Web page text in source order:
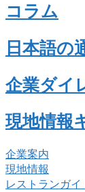
コラム
日本語の
企業ダイ
現地情報
企業案内
現地情報
レストランガイ